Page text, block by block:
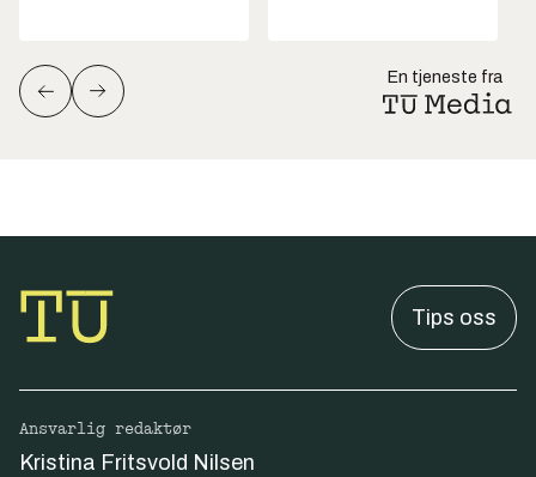
En tjeneste fra
Tips oss
Ansvarlig redaktør
Kristina Fritsvold Nilsen